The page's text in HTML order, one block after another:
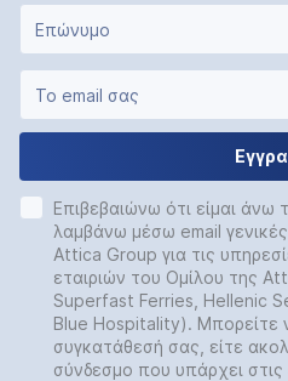
Επιβεβαιώνω ότι είμαι
λαμβάνω μέσω email
Attica Group για τις
εταιριών του Ομίλου της
Superfast Ferries, Hellenic
Blue Hospitality). Μπορείτε
συγκατάθεσή σας, είτε
σύνδεσμο που υπάρχει στις